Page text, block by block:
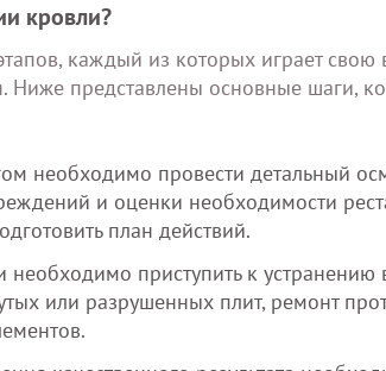
кровли?
каждый из которых играет
Ниже представлены основные шаги,
необходимо провести детальный
и оценки необходимости
план действий.
приступить к
или разрушенных плит, ремонт